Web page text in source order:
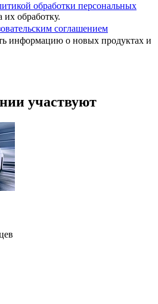
обработки персональных
их обработку.
соглашением
информацию о новых продуктах и
участвуют